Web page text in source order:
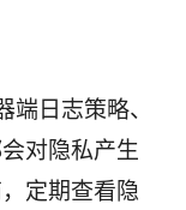
日志策略、
对隐私产生
定期查看隐